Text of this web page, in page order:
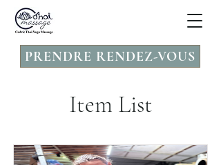
PRENDRE RENDEZ-VOUS
Item List